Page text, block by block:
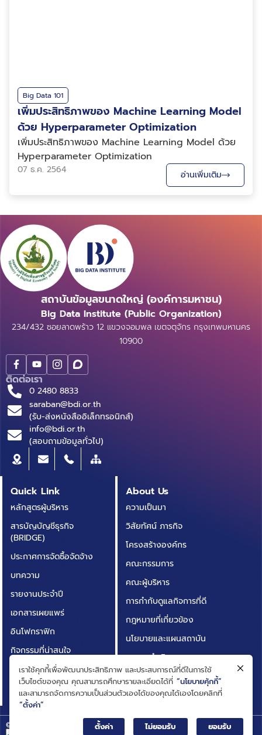
Big Data 101
เพิ่มประสิทธิภาพของ Machine Learning Model
ด้วย Hyperparameter Optimization
เพิ่มประสิทธิภาพของ Machine Learning Model ด้วย
Hyperparameter Optimization
07 ธ.ค. 2564 อ่านเพิ่มเติม
สถาบันข้อมูลขนาดใหญ่ (องค์การมหาชน)
Big Data Institute (Public Organization)
234/432 ซอยลาดพร้าว 12 แขวงจอมพล เขตจตุจักร กรุงเทพมหานคร
10900
ติดต่อเรา
0 2480 8833
saraban@bdi.or.th
(รับ-ส่งหนังสืออิเล็กทรอนิกส์)
info@bdi.or.th
(สอบถามข้อมูลทั่วไป)
Quick Link
หลักสูตรผู้บริหาร
สารบัญบัญชีธุรกิจ
(BRIDGE)
ประกาศการจัดซื้อจัดจ้าง
บทความ
รายงานประจำปี
เอกสารเผยแพร่
อินโฟกราฟิก
กิจกรรมที่น่าสนใจ
ติดต่อเรา
คำถามที่พบบ่อย
About Us
ความเป็นมา
วิสัยทัศน์ ภารกิจ
โครงสร้างองค์กร
คณะกรรมการ
คณะผู้บริหาร
การกำกับดูแลกิจการที่ดี
กฎหมายที่เกี่ยวข้อง
นโยบายและแผนสถาบัน
ผลการดำเนินงาน
ความโปร่งใสในการดำเนิน
งาน (ITA)
© Big Data Institute | Privacy Notice
เราใช้คุกกี้เพื่อพัฒนาประสิทธิภาพ และประสบการณ์ที่ดีในการใช้
เว็บไซต์ของคุณ คุณสามารถศึกษารายละเอียดได้ที่ “นโยบายคุ้กกี้”
และสามารถจัดการความเป็นส่วนตัวเองได้ของคุณได้เองโดยคลิกที่
“ตั้งค่า”
ตั้งค่า
ไม่ยอมรับ ยอมรับ